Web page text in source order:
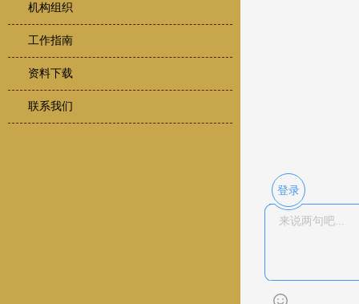
机构组织
工作指南
资料下载
联系我们
登录